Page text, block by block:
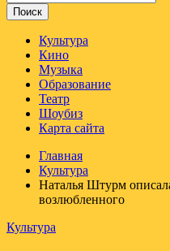
Поиск
Культура
Кино
Музыка
Образование
Театр
Шоубиз
Карта сайта
Главная
Культура
Наталья Штурм
возлюбленного
Культура